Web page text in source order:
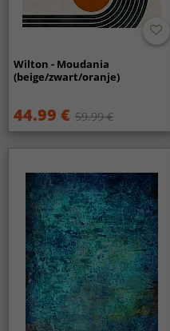
Wilton - Moudania
(beige/zwart/oranje)
44.99 € 59.99 €